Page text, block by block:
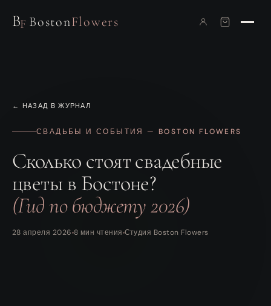
BF BostonFlowers
← НАЗАД В ЖУРНАЛ
СВАДЬБЫ И СОБЫТИЯ — BOSTON FLOWERS
Сколько стоят свадебные
цветы в Бостоне?
(Гид по бюджету 2026)
28 апреля 2026 8 мин чтения Студия Boston Flowers